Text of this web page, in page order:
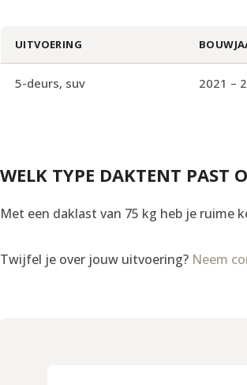
UITVOERING
5-deurs, suv 2021 –
WELK TYPE DAKTENT PAST
Met een daklast van 75 kg heb je ruime
Twijfel je over jouw uitvoering? Neem